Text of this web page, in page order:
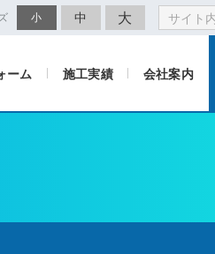
小 中 大
ーム 施工実績 会社案内